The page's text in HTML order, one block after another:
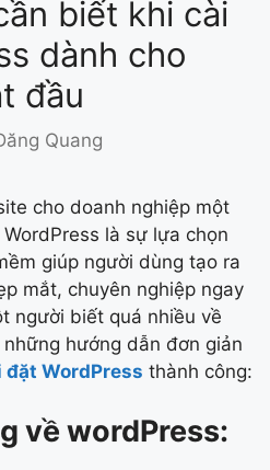
biết khi cài
dành cho
đầu
Quang
cho doanh nghiệp một
là sự lựa chọn
giúp người dùng tạo ra
mắt, chuyên nghiệp ngay
người biết quá nhiều về
hướng dẫn đơn giản
đặt WordPress thành công:
về wordPress: